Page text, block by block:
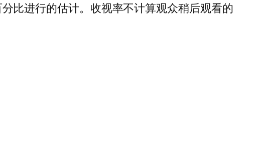
比进行的估计。收视率不计算观众稍后观看的